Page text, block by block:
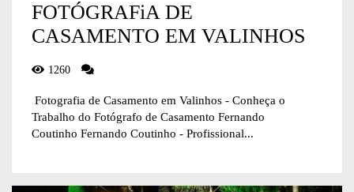
FOTÓGRAFiA DE
CASAMENTO EM VALINHOS
1260
Fotografia de Casamento em Valinhos - Conheça o
Trabalho do Fotógrafo de Casamento Fernando
Coutinho Fernando Coutinho - Profissional...